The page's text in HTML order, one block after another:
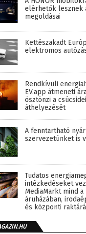
elérhetők lesznek
megoldásai
Kettészakadt
elektromos
Rendkívüli
EV.app átmeneti
ösztönzi a
áthelyezését
A fenntartható
szervezetünket is
Tudatos
intézkedéseket
MediaMarkt mind a
áruházában,
és központi